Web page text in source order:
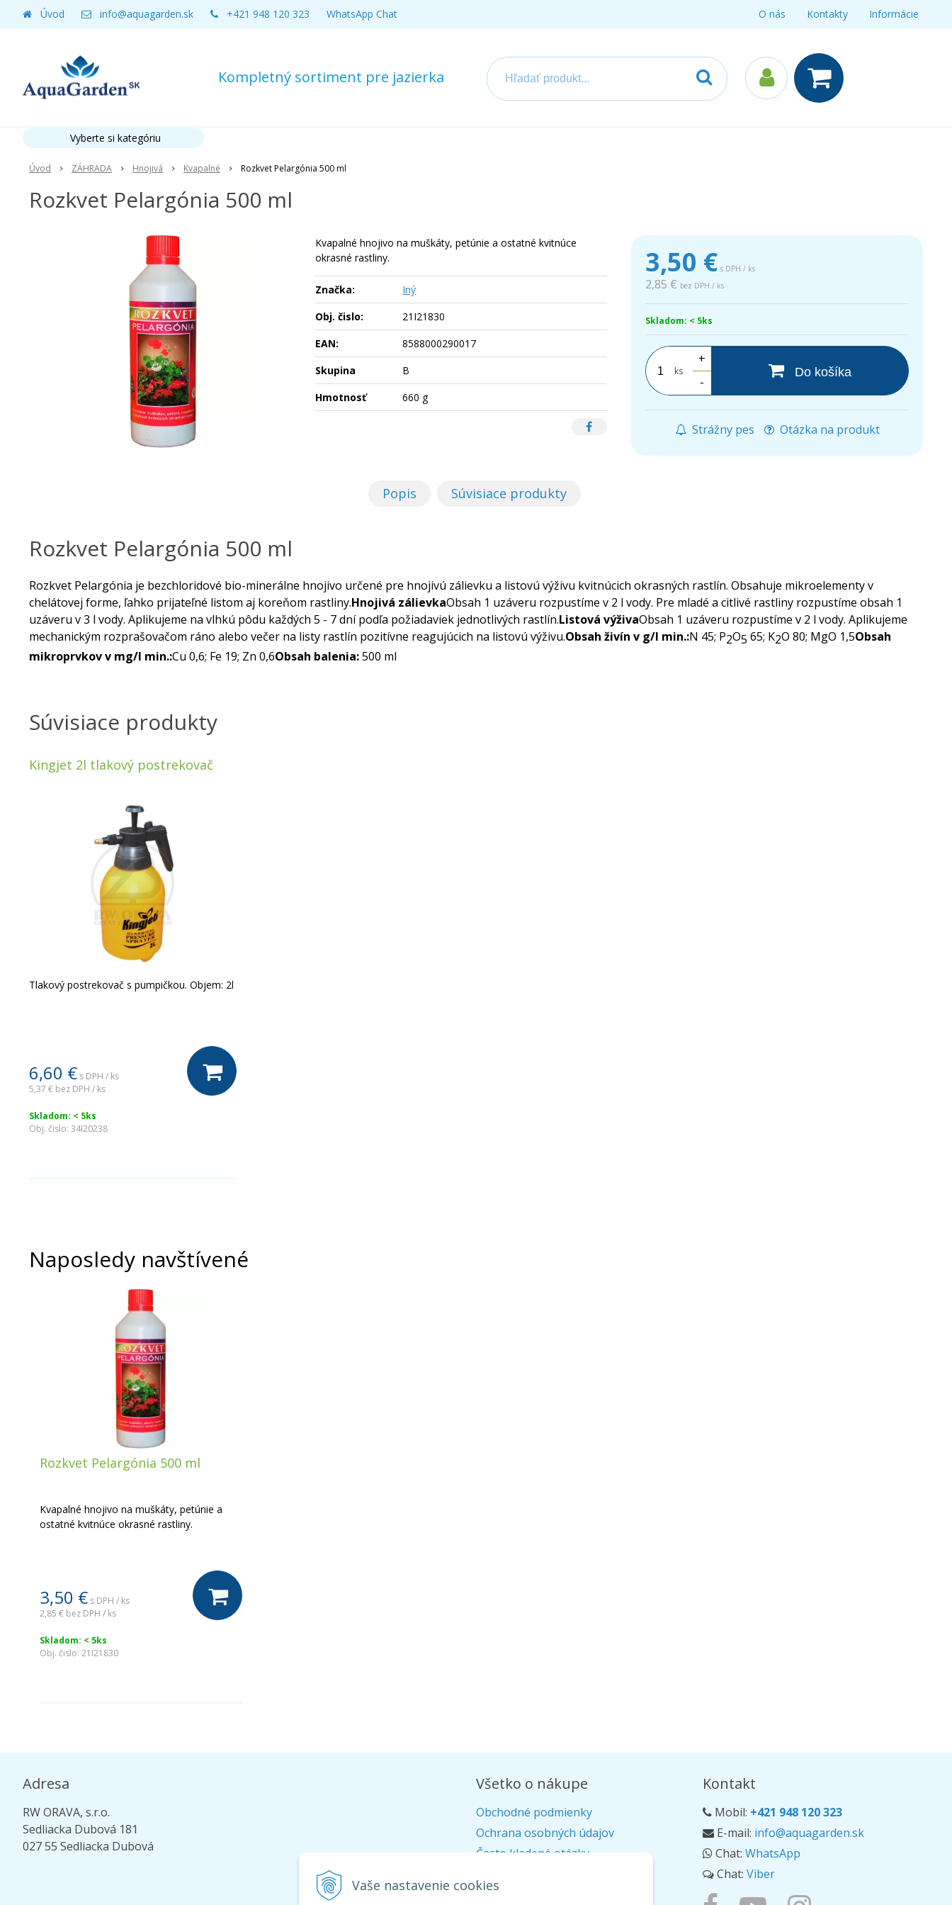
Vaše nastavenie cookies
Kompletný sortiment pre jazierka
Úvod info@aquagarden.sk +421 948 120 323 WhatsApp Chat O nás Kontakty Informácie
Úvod ZÁHRADA Hnojivá Kvapalné Rozkvet Pelargónia 500 ml
Rozkvet Pelargónia 500 ml
3,50 € s DPH / ks
2,85 € bez DPH / ks
Skladom: < 5ks
ks
+
-
Do košíka
Strážny pes Otázka na produkt
Kvapalné hnojivo na muškáty, petúnie a ostatné kvitnúce
okrasné rastliny.
Značka:
Iný
Obj. čislo:
21I21830
EAN:
8588000290017
Skupina
B
Hmotnosť
660 g
Popis Súvisiace produkty
Rozkvet Pelargónia 500 ml
Rozkvet Pelargónia je bezchloridové bio-minerálne hnojivo určené pre hnojivú zálievku a listovú výživu kvitnúcich okrasných rastlín. Obsahuje mikroelementy v
chelátovej forme, ľahko prijateľné listom aj koreňom rastliny.Hnojivá zálievkaObsah 1 uzáveru rozpustíme v 2 l vody. Pre mladé a citlivé rastliny rozpustíme obsah 1
uzáveru v 3 l vody. Aplikujeme na vlhkú pôdu každých 5 - 7 dní podľa požiadaviek jednotlivých rastlín.Listová výživaObsah 1 uzáveru rozpustíme v 2 l vody. Aplikujeme
mechanickým rozprašovačom ráno alebo večer na listy rastlín pozitívne reagujúcich na listovú výživu.Obsah živín v g/l min.:N 45; P2O5 65; K2O 80; MgO 1,5Obsah
mikroprvkov v mg/l min.:Cu 0,6; Fe 19; Zn 0,6Obsah balenia:500 ml
Súvisiace produkty
Kingjet 2l tlakový postrekovač
Tlakový postrekovač s pumpičkou. Objem: 2l
6,60 € s DPH / ks
5,37 € bez DPH / ks
Skladom: < 5ks
Obj. čislo: 34I20238
Naposledy navštívené
Rozkvet Pelargónia 500 ml
Kvapalné hnojivo na muškáty, petúnie a
ostatné kvitnúce okrasné rastliny.
3,50 € s DPH / ks
2,85 € bez DPH / ks
Skladom: < 5ks
Obj. čislo: 21I21830
Vyberte si kategóriu
Adresa
RW ORAVA, s.r.o.
Sedliacka Dubová 181
027 55 Sedliacka Dubová
Všetko o nákupe
Obchodné podmienky
Ochrana osobných údajov
Často kladené otázky
Doprava
Kontakt
Mobil: +421 948 120 323
E-mail: info@aquagarden.sk
Chat: WhatsApp
Chat: Viber